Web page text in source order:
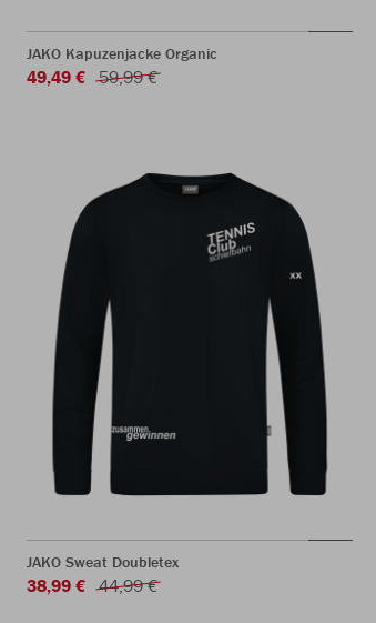
JAKO Kapuzenjacke Organic
49,49 € 59,99 €
JAKO Sweat Doubletex
38,99 € 44,99 €